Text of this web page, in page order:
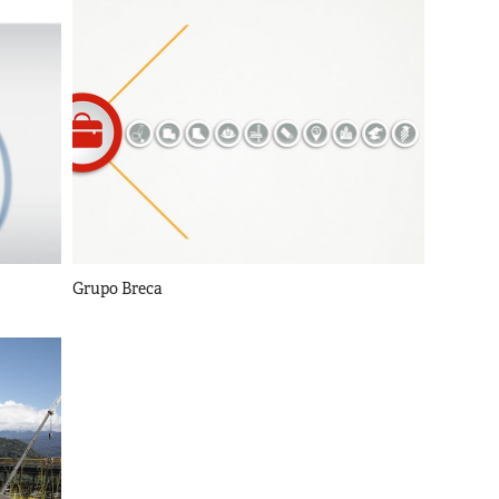
Grupo Breca